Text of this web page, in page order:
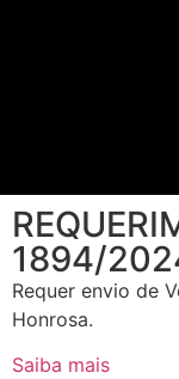
1894/
Requer envio de
Honrosa.
Saiba mais